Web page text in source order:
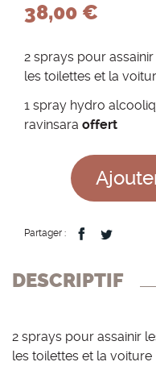
38,00 €
2 sprays pour
les toilettes et la
1 spray hydro
ravinsara offert
Partager :
DESCRIPTIF
2 sprays pour assainir
les toilettes et la voiture